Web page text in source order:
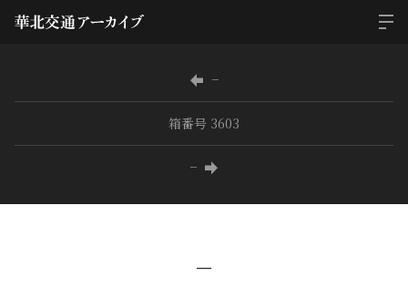
−
箱番号 3603
−
−